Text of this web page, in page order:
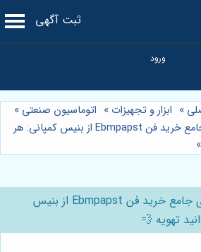
ثبت آگهی
» ابزار و تجهیزات » اتوماسیون صنعتی »
راهنمای جامع ⭐️ راهنمای جامع خرید فن Ebmpapst از بنیس کمپانی: هر
»
راهنمای جامع ⭐️ راهنمای جامع خرید فن Ebmpapst از بنیس
تهویه 💨